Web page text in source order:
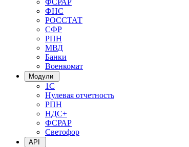
ФСРАР
ФНС
РОССТАТ
СФР
РПН
МВД
Банки
Военкомат
Модули
1С
Нулевая отчетность
РПН
НДС+
ФСРАР
Светофор
API